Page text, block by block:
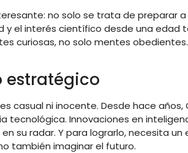
no solo se trata de preparar
y el interés científico desde una edad
curiosas, no solo mentes obedientes.
estratégico
casual ni inocente. Desde hace
tecnológica. Innovaciones en
su radar. Y para lograrlo, necesita
también imaginar el futuro.